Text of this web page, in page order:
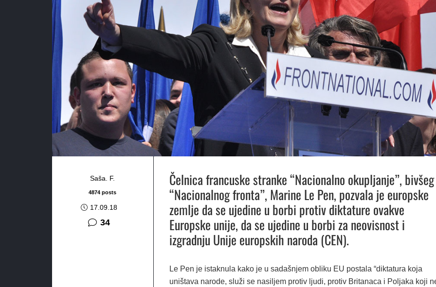
Saša. F.
4874 posts
17.09.18
34komentara
Čelnica francuske stranke “Nacionalno okupljanje”, bivšeg
“Nacionalnog fronta”, Marine Le Pen, pozvala je europske
zemlje da se ujedine u borbi protiv diktature ovakve
Europske unije, da se ujedine u borbi za neovisnost i
izgradnju Unije europskih naroda (CEN).
Le Pen je istaknula kako je u sadašnjem obliku EU postala “diktatura koja
uništava narode, služi se nasiljem protiv ljudi, protiv Britanaca i Poljaka koji